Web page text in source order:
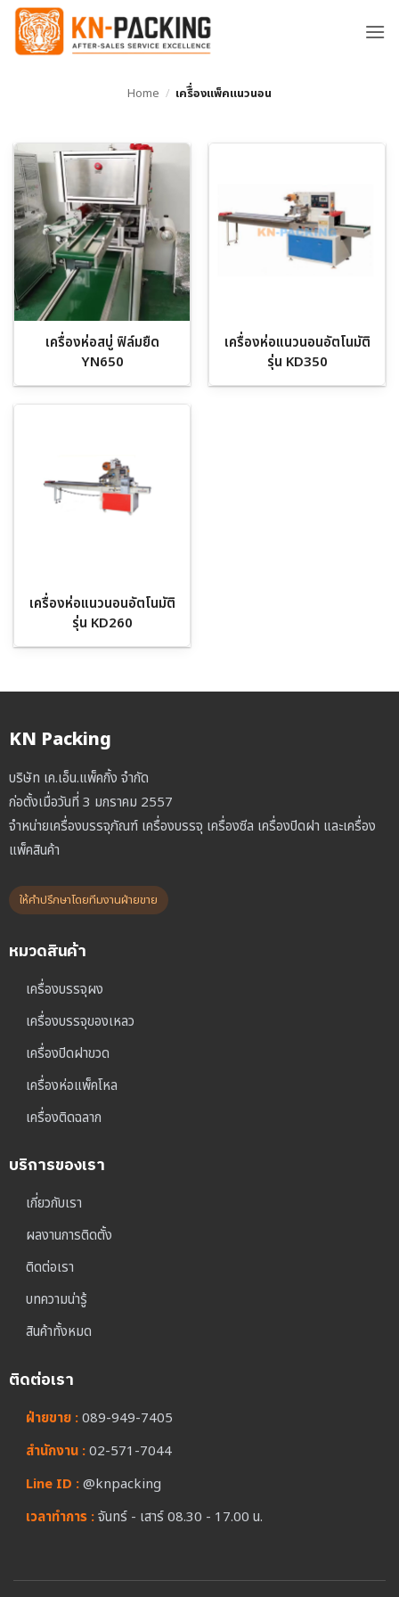
ข้าม
ยัง
Home / เครืื่องแพ็คแนวนอน
เครื่องห่อสบู่ ฟิล์มยืด
YN650
เครื่องห่อแนวนอนอัตโนมัติ
รุ่น KD350
เครื่องห่อแนวนอนอัตโนมัติ
รุ่น KD260
KN Packing
บริษัท เค.เอ็น.แพ็คกิ้ง จำกัด
ก่อตั้งเมื่อวันที่ 3 มกราคม 2557
จำหน่ายเครื่องบรรจุภัณฑ์ เครื่องบรรจุ เครื่องซีล เครื่องปิดฝา และเครื่อง
แพ็คสินค้า
ให้คำปรึกษาโดยทีมงานฝ่ายขาย
หมวดสินค้า
เครื่องบรรจุผง
เครื่องบรรจุของเหลว
เครื่องปิดฝาขวด
เครื่องห่อแพ็คโหล
เครื่องติดฉลาก
บริการของเรา
เกี่ยวกับเรา
ผลงานการติดตั้ง
ติดต่อเรา
บทความน่ารู้
สินค้าทั้งหมด
ติดต่อเรา
ฝ่ายขาย :089-949-7405
สำนักงาน :02-571-7044
Line ID :@knpacking
เวลาทำการ :จันทร์ - เสาร์ 08.30 - 17.00 น.